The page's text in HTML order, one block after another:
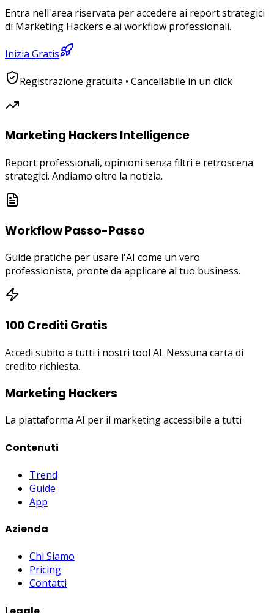
Entra nell'area riservata per accedere ai report strategici
di Marketing Hackers e ai workflow professionali.
Inizia Gratis
Registrazione gratuita • Cancellabile in un click
Marketing Hackers Intelligence
Report professionali, opinioni senza filtri e retroscena
strategici. Andiamo oltre la notizia.
Workflow Passo-Passo
Guide pratiche per usare l'AI come un vero
professionista, pronte da applicare al tuo business.
100 Crediti Gratis
Accedi subito a tutti i nostri tool AI. Nessuna carta di
credito richiesta.
Marketing Hackers
La piattaforma AI per il marketing accessibile a tutti
Contenuti
Trend
Guide
App
Azienda
Chi Siamo
Pricing
Contatti